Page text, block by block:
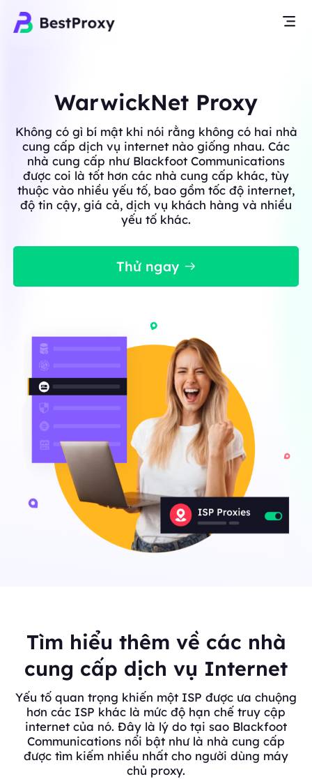
WarwickNet Proxy
Không có gì bí mật khi nói rằng không có hai nhà
cung cấp dịch vụ internet nào giống nhau. Các
nhà cung cấp như Blackfoot Communications
được coi là tốt hơn các nhà cung cấp khác, tùy
thuộc vào nhiều yếu tố, bao gồm tốc độ internet,
độ tin cậy, giá cả, dịch vụ khách hàng và nhiều
yếu tố khác.
Thử ngay
Tìm hiểu thêm về các nhà
cung cấp dịch vụ Internet
Yếu tố quan trọng khiến một ISP được ưa chuộng
hơn các ISP khác là mức độ hạn chế truy cập
internet của nó. Đây là lý do tại sao Blackfoot
Communications nổi bật như là nhà cung cấp
được tìm kiếm nhiều nhất cho người dùng máy
chủ proxy.